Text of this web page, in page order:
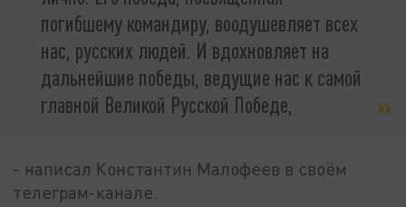
погибшему командиру, воодушевляет всех
нас, русских людей. И вдохновляет на
дальнейшие победы, ведущие нас к самой
главной Великой Русской Победе,
- написал Константин Малофеев в своём
телеграм-канале.